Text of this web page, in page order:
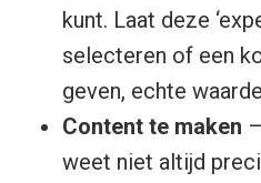
kunt. Laat deze
selecteren of een
geven, echte
Content te maken
weet niet altijd